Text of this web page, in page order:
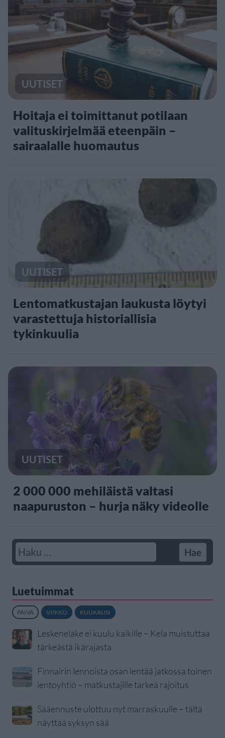
UUTISET
Hoitaja ei toimittanut potilaan
valituskirjelmää eteenpäin –
sairaalalle huomautus
UUTISET
Lentomatkustajan laukusta löytyi
varastettuja historiallisia
tykinkuulia
UUTISET
2 000 000 mehiläistä valtasi
naapuruston – hurja näky videolle
Luetuimmat
PÄIVÄ VIIKKO KUUKAUSI
Leskeneläke ei kuulu kaikille – Kela muistuttaa
tärkeästä ikärajasta
Finnairin lennoista osan lentää jatkossa toinen
lentoyhtiö – matkustajille tärkeä rajoitus
Sääennuste ulottuu nyt marraskuulle – tältä
näyttää syksyn sää